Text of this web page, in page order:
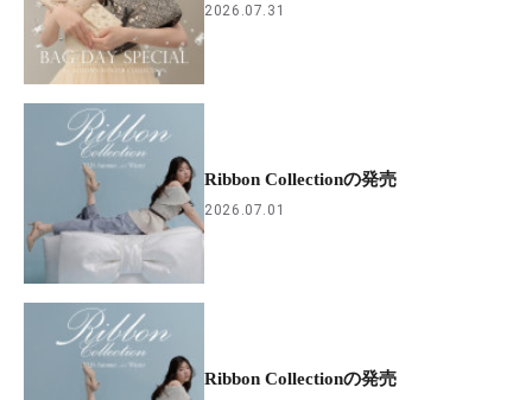
2026.07.31
Ribbon Collectionの発売
2026.07.01
Ribbon Collectionの発売